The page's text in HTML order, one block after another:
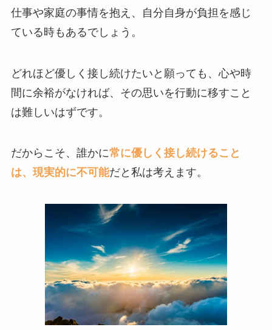
仕事や家庭の事情を抱え、自分自身が負担を感じ
ている時もあるでしょう。
どれほど優しく接し続けたいと願っても、心や時
間に余裕がなければ、その思いを行動に移すこと
は難しいはずです。
だからこそ、誰かに常に優しく接し続けること
は、現実的に不可能だと私は考えます。